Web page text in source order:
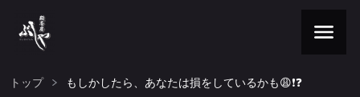
トップ もしかしたら、あなたは損をしているかも😩❗️❓